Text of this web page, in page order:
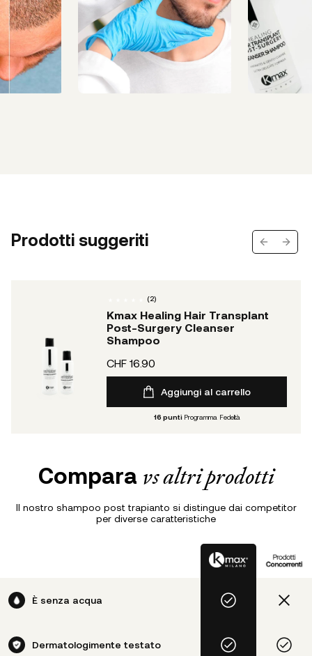
Prodotti suggeriti Previous
Next
(2)
Kmax Healing Hair Transplant
Post-Surgery Cleanser
Shampoo
CHF 16.90
Aggiungi al carrello
16 punti Programma Fedeltà
Compara vs altri prodotti
Il nostro shampoo post trapianto si distingue dai competitor
per diverse caratteristiche
È senza acqua
Dermatologimente testato